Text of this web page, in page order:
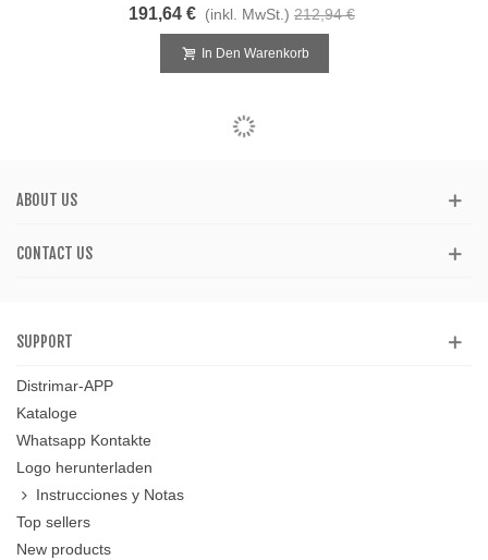
191,64 € (inkl. MwSt.) 212,94 €
In Den Warenkorb
ABOUT US
CONTACT US
SUPPORT
Distrimar-APP
Kataloge
Whatsapp Kontakte
Logo herunterladen
Instrucciones y Notas
Top sellers
New products